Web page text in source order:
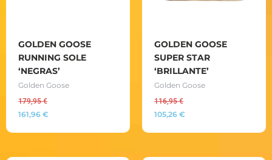
GOLDEN GOOSE
RUNNING SOLE
‘NEGRAS’
Golden Goose
179,95€
161,96 €
GOLDEN GOOSE
SUPER STAR
‘BRILLANTE’
Golden Goose
116,95€
105,26 €